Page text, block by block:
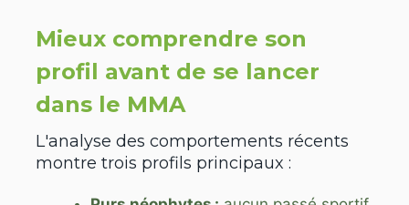
Mieux comprendre son
profil avant de se lancer
dans le MMA
L'analyse des comportements récents
montre trois profils principaux :